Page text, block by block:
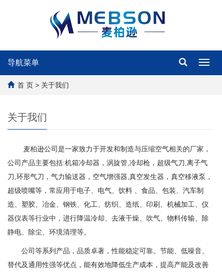
导航菜单
首 页 > 关于我们
关于我们
麦柏逊公司是一家致力于开发和制造与压缩空气相关的厂家，
公司产品主要包括:机箱冷却器，涡旋管,冷却枪，超级气刀,离子气
刀,环形气刀，气力输送器，空气增强器,真空发生器，真空移液泵，
超级喷嘴等，常应用于电子、电气、饮料 、食品、包装、汽车制
造、塑胶、冶金、钢铁、化工、纺织、造纸、印刷、机械加工、仪
器仪表等行业中，进行降温冷却、去液干燥、吹气、物料传输、除
静电、除尘、环境清理等。
公司等系列产品，品质卓著，性能稳定可靠。节能、低噪音、
替代及通用性强等优点，能有效地降低生产成本，提高产能及改善